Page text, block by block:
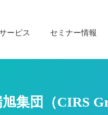
ービス セミナー情報
集団（CIRS